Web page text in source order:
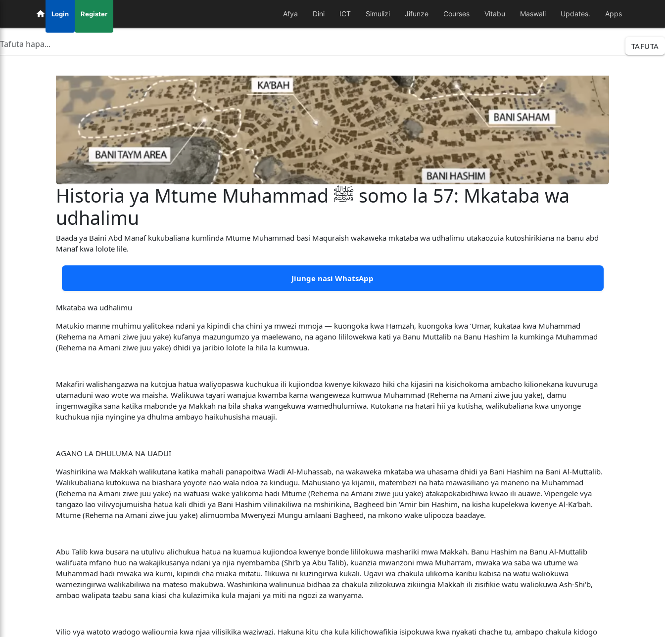
Login Register Afya Dini ICT Simulizi Jifunze Courses Vitabu Maswali Updates. Apps
TAFUTA
Historia ya Mtume Muhammad ﷺ somo la 57: Mkataba wa
udhalimu
Baada ya Baini Abd Manaf kukubaliana kumlinda Mtume Muhammad basi Maquraish wakaweka mkataba wa udhalimu utakaozuia kutoshirikiana na banu abd
Manaf kwa lolote lile.
Jiunge nasi WhatsApp
Mkataba wa udhalimu
Matukio manne muhimu yalitokea ndani ya kipindi cha chini ya mwezi mmoja — kuongoka kwa Hamzah, kuongoka kwa ‘Umar, kukataa kwa Muhammad
(Rehema na Amani ziwe juu yake) kufanya mazungumzo ya maelewano, na agano lililowekwa kati ya Banu Muttalib na Banu Hashim la kumkinga Muhammad
(Rehema na Amani ziwe juu yake) dhidi ya jaribio lolote la hila la kumwua.
Makafiri walishangazwa na kutojua hatua waliyopaswa kuchukua ili kujiondoa kwenye kikwazo hiki cha kijasiri na kisichokoma ambacho kilionekana kuvuruga
utamaduni wao wote wa maisha. Walikuwa tayari wanajua kwamba kama wangeweza kumwua Muhammad (Rehema na Amani ziwe juu yake), damu
ingemwagika sana katika mabonde ya Makkah na bila shaka wangekuwa wamedhulumiwa. Kutokana na hatari hii ya kutisha, walikubaliana kwa unyonge
kuchukua njia nyingine ya dhulma ambayo haikuhusisha mauaji.
AGANO LA DHULUMA NA UADUI
Washirikina wa Makkah walikutana katika mahali panapoitwa Wadi Al-Muhassab, na wakaweka mkataba wa uhasama dhidi ya Bani Hashim na Bani Al-Muttalib.
Walikubaliana kutokuwa na biashara yoyote nao wala ndoa za kindugu. Mahusiano ya kijamii, matembezi na hata mawasiliano ya maneno na Muhammad
(Rehema na Amani ziwe juu yake) na wafuasi wake yalikoma hadi Mtume (Rehema na Amani ziwe juu yake) atakapokabidhiwa kwao ili auawe. Vipengele vya
tangazo lao vilivyojumuisha hatua kali dhidi ya Bani Hashim vilinakiliwa na mshirikina, Bagheed bin ‘Amir bin Hashim, na kisha kupelekwa kwenye Al-Ka‘bah.
Mtume (Rehema na Amani ziwe juu yake) alimuomba Mwenyezi Mungu amlaani Bagheed, na mkono wake ulipooza baadaye.
Abu Talib kwa busara na utulivu alichukua hatua na kuamua kujiondoa kwenye bonde lililokuwa mashariki mwa Makkah. Banu Hashim na Banu Al-Muttalib
walifuata mfano huo na wakajikusanya ndani ya njia nyembamba (Shi‘b ya Abu Talib), kuanzia mwanzoni mwa Muharram, mwaka wa saba wa utume wa
Muhammad hadi mwaka wa kumi, kipindi cha miaka mitatu. Ilikuwa ni kuzingirwa kukali. Ugavi wa chakula ulikoma karibu kabisa na watu waliokuwa
wamezingirwa walikabiliwa na mateso makubwa. Washirikina walinunua bidhaa za chakula zilizokuwa zikiingia Makkah ili zisifikie watu waliokuwa Ash-Shi‘b,
ambao walipata taabu sana kiasi cha kulazimika kula majani ya miti na ngozi za wanyama.
Vilio vya watoto wadogo walioumia kwa njaa vilisikika waziwazi. Hakuna kitu cha kula kilichowafikia isipokuwa kwa nyakati chache tu, ambapo chakula kidogo